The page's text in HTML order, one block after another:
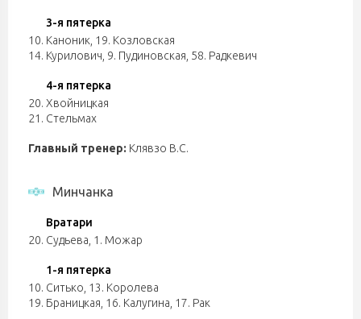
3-я пятерка
10. Каноник 19. Козловская
14. Курилович 9. Пудиновская 58. Радкевич
4-я пятерка
20. Хвойницкая
21. Стельмах
Главный тренер: Клявзо В.С.
Минчанка
Вратари
20. Судьева 1. Можар
1-я пятерка
10. Ситько 13. Королева
19. Браницкая 16. Калугина 17. Рак